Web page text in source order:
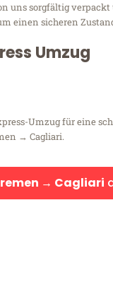
uns sorgfältig
einen sicheren
Umzug
Umzug für eine
→ Cagliari.
→ Cagliari